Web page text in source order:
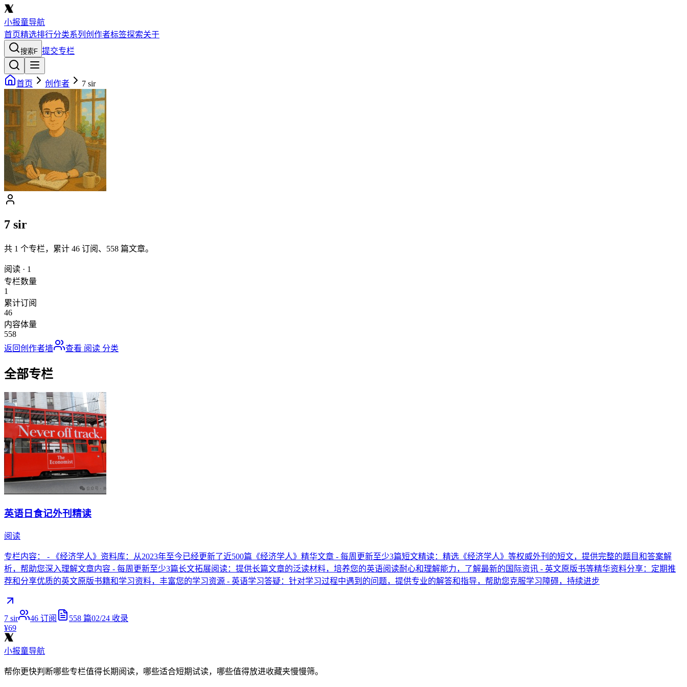
小报童导航
首页精选排行分类系列 创作者标签探索关于
搜索F 提交专栏
首页 创作者 7 sir
7 sir
共 1 个专栏，累计 46 订阅、 558 篇文章。
阅读 · 1
专栏数量
1
累计订阅
46
内容体量
558
返回创作者墙
查看 阅读 分类
全部专栏
英语日食记外刊精读
阅读
专栏内容： - 《经济学人》资料库：从2023年至今已经更新了近500篇《经济学人》精华文章 - 每周更新至少3篇短文精读：精选《经济学人》等权威外刊的短文，提供完整的题目和答案解
析，帮助您深入理解文章内容 - 每周更新至少3篇长文拓展阅读：提供长篇文章的泛读材料，培养您的英语阅读耐心和理解能力，了解最新的国际资讯 - 英文原版书等精华资料分享：定期推
荐和分享优质的英文原版书籍和学习资料，丰富您的学习资源 - 英语学习答疑：针对学习过程中遇到的问题，提供专业的解答和指导，帮助您克服学习障碍，持续进步
7 sir 46 订阅 558 篇02/24 收录
¥69
小报童导航
帮你更快判断哪些专栏值得长期阅读，哪些适合短期试读，哪些值得放进收藏夹慢慢筛。